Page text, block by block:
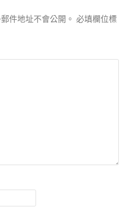
件地址不會公開。 必填欄位標